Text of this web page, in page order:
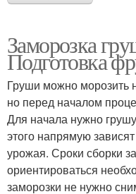
Заморозка
Подготовка
Груши можно морозить
но перед началом
Для начала нужно
этого напрямую
урожая. Сроки сборки
ориентироваться
заморозки не нужно